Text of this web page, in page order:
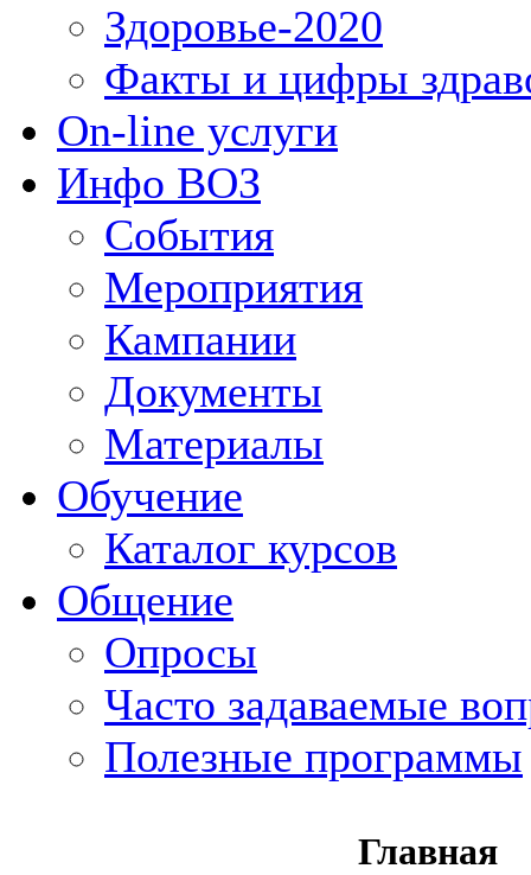
Здоровье-2020
Факты и цифры
On-line услуги
Инфо ВОЗ
События
Мероприятия
Кампании
Документы
Материалы
Обучение
Каталог курсов
Общение
Опросы
Часто задаваемые
Полезные программы
Главная